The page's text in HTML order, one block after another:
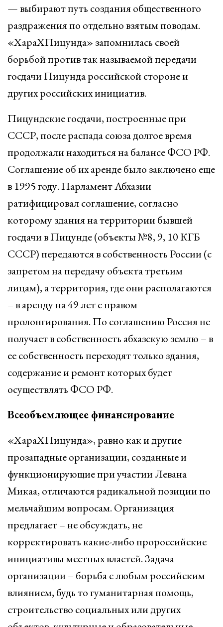
— выбирают путь создания общественного
раздражения по отдельно взятым поводам.
«ХараХПицунда» запомнилась своей
борьбой против так называемой передачи
госдачи Пицунда российской стороне и
других российских инициатив.
Пицундские госдачи, построенные при
СССР, после распада союза долгое время
продолжали находиться на балансе ФСО РФ.
Соглашение об их аренде было заключено еще
в 1995 году. Парламент Абхазии
ратифицировал соглашение, согласно
которому здания на территории бывшей
госдачи в Пицунде (объекты №8, 9, 10 КГБ
СССР) передаются в собственность России (с
запретом на передачу объекта третьим
лицам), а территория, где они располагаются
– в аренду на 49 лет с правом
пролонгирования. По соглашению Россия не
получает в собственность абхазскую землю – в
ее собственность переходят только здания,
содержание и ремонт которых будет
осуществлять ФСО РФ.
Всеобъемлющее финансирование
«ХараХПицунда», равно как и другие
прозападные организации, созданные и
функционирующие при участии Левана
Микаа, отличаются радикальной позиции по
мельчайшим вопросам. Организация
предлагает – не обсуждать, не
корректировать какие-либо пророссийские
инициативы местных властей. Задача
организации – борьба с любым российским
влиянием, будь то гуманитарная помощь,
строительство социальных или других